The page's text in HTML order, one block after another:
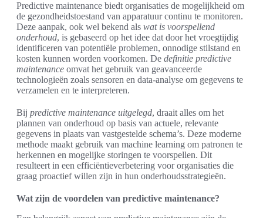
Predictive maintenance biedt organisaties de mogelijkheid om
de gezondheidstoestand van apparatuur continu te monitoren.
Deze aanpak, ook wel bekend als wat is voorspellend
onderhoud, is gebaseerd op het idee dat door het vroegtijdig
identificeren van potentiële problemen, onnodige stilstand en
kosten kunnen worden voorkomen. De definitie predictive
maintenance omvat het gebruik van geavanceerde
technologieën zoals sensoren en data-analyse om gegevens te
verzamelen en te interpreteren.
Bij predictive maintenance uitgelegd, draait alles om het
plannen van onderhoud op basis van actuele, relevante
gegevens in plaats van vastgestelde schema’s. Deze moderne
methode maakt gebruik van machine learning om patronen te
herkennen en mogelijke storingen te voorspellen. Dit
resulteert in een efficiëntieverbetering voor organisaties die
graag proactief willen zijn in hun onderhoudsstrategieën.
Wat zijn de voordelen van predictive maintenance?